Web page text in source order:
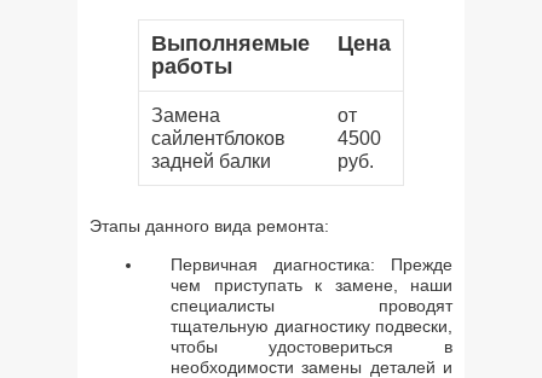
Выполняемые
работы
Цена
Замена
сайлентблоков
задней балки
от
4500
руб.
Этапы данного вида ремонта:
Первичная диагностика: Прежде
чем приступать к замене, наши
специалисты проводят
тщательную диагностику подвески,
чтобы удостовериться в
необходимости замены деталей и